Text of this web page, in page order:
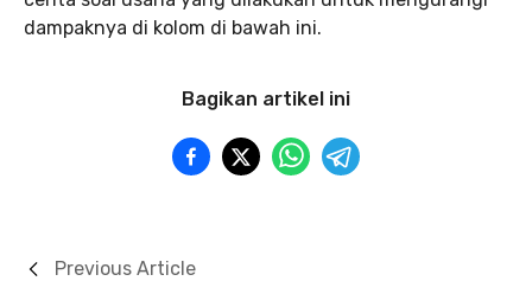
dampaknya di kolom di bawah ini.
Bagikan artikel ini
Previous Article